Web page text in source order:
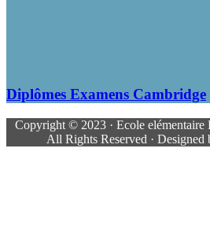
Diplômes Examens Cambridge
Copyright © 2023 · Ecole elémentaire
All Rights Reserved · Designed